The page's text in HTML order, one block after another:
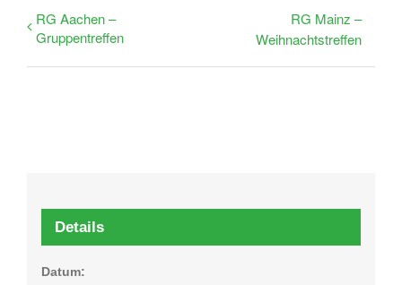
RG Aachen –
Gruppentreffen
RG Mainz –
Weihnachtstreffen
Details
Datum: